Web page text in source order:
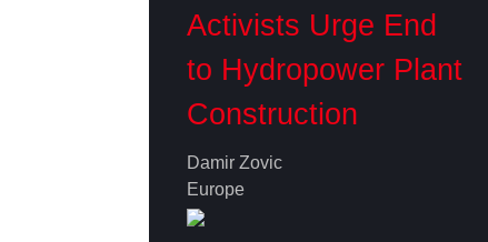
Activists Urge End
to Hydropower Plant
Construction
Damir Zovic
Europe